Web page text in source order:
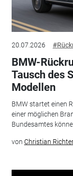
20.07.2026
BMW-
Tausch des
Modellen
BMW startet einen
einer möglichen
Bundesamtes
von Christian